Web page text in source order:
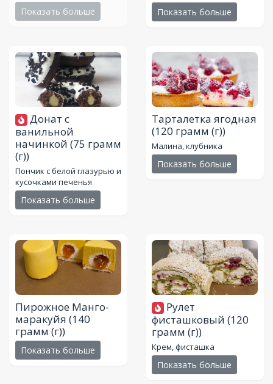
Показать больше Показать больше
Донат с
ванильной
начинкой (75 грамм
(г))
Пончик с белой глазурью и
кусочками печенья
Показать больше
Тарталетка ягодная
(120 грамм (г))
Малина, клубника
Показать больше
Пирожное Манго-
маракуйя (140
грамм (г))
Показать больше
Рулет
фисташковый (120
грамм (г))
Крем, фисташка
Показать больше